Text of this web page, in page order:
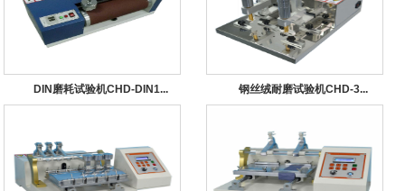
DIN磨耗试验机CHD-DIN1... 钢丝绒耐磨试验机CHD-3...